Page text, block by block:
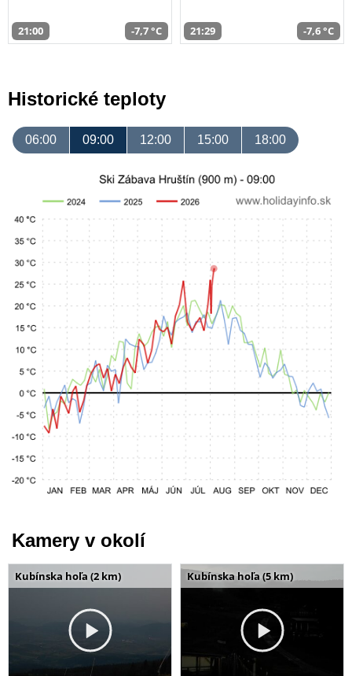
21:00 -7,7 °C 21:29 -7,6 °C
Historické teploty
06:00 09:00 12:00 15:00 18:00
Kamery v okolí
Kubínska hoľa (2 km) Kubínska hoľa (5 km)